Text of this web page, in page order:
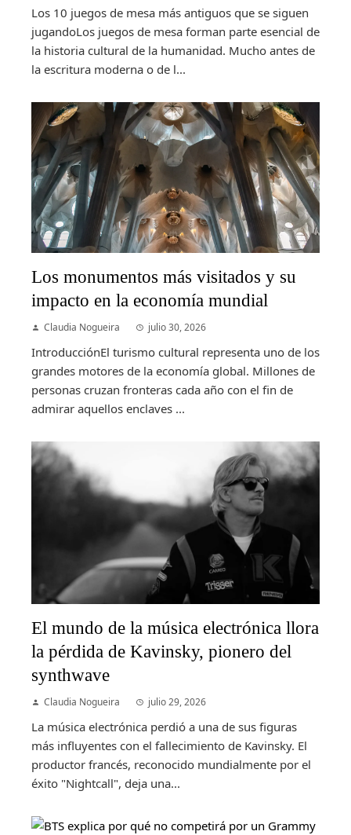
Los 10 juegos de mesa más antiguos que se siguen
jugandoLos juegos de mesa forman parte esencial de
la historia cultural de la humanidad. Mucho antes de
la escritura moderna o de l...
Los monumentos más visitados y su
impacto en la economía mundial
Claudia Nogueira julio 30, 2026
IntroducciónEl turismo cultural representa uno de los
grandes motores de la economía global. Millones de
personas cruzan fronteras cada año con el fin de
admirar aquellos enclaves ...
El mundo de la música electrónica llora
la pérdida de Kavinsky, pionero del
synthwave
Claudia Nogueira julio 29, 2026
La música electrónica perdió a una de sus figuras
más influyentes con el fallecimiento de Kavinsky. El
productor francés, reconocido mundialmente por el
éxito "Nightcall", deja una...